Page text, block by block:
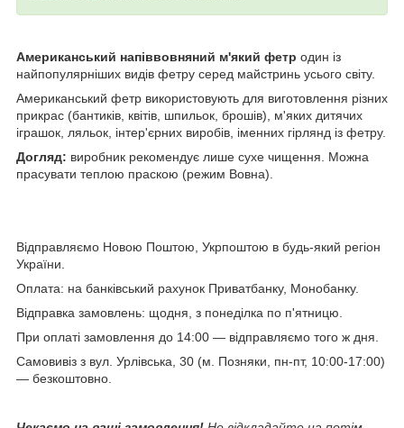
Американський напіввовняний м'який фетр один із
найпопулярніших видів фетру серед майстринь усього світу.
Американський фетр використовують для виготовлення різних
прикрас (бантиків, квітів, шпильок, брошів), м'яких дитячих
іграшок, ляльок, інтер'єрних виробів, іменних гірлянд із фетру.
Догляд: виробник рекомендує лише сухе чищення. Можна
прасувати теплою праскою (режим Вовна).
Відправляємо Новою Поштою, Укрпоштою в будь-який регіон
України.
Оплата: на банківський рахунок Приватбанку, Монобанку.
Відправка замовлень: щодня, з понеділка по п'ятницю.
При оплаті замовлення до 14:00 — відправляємо того ж дня.
Самовивіз з вул. Урлівська, 30 (м. Позняки, пн-пт, 10:00-17:00)
— безкоштовно.